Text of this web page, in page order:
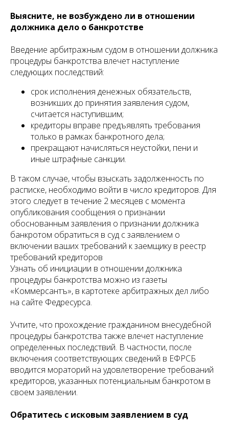
Выясните, не возбуждено ли в отношении
должника дело о банкротстве
Введение арбитражным судом в отношении должника
процедуры банкротства влечет наступление
следующих последствий:
срок исполнения денежных обязательств,
возникших до принятия заявления судом,
считается наступившим;
кредиторы вправе предъявлять требования
только в рамках банкротного дела;
прекращают начисляться неустойки, пени и
иные штрафные санкции.
В таком случае, чтобы взыскать задолженность по
расписке, необходимо войти в число кредиторов. Для
этого следует в течение 2 месяцев с момента
опубликования сообщения о признании
обоснованным заявления о признании должника
банкротом обратиться в суд с заявлением о
включении ваших требований к заемщику в реестр
требований кредиторов
Узнать об инициации в отношении должника
процедуры банкротства можно из газеты
«Коммерсантъ», в картотеке арбитражных дел либо
на сайте Федресурса.
Учтите, что прохождение гражданином внесудебной
процедуры банкротства также влечет наступление
определенных последствий. В частности, после
включения соответствующих сведений в ЕФРСБ
вводится мораторий на удовлетворение требований
кредиторов, указанных потенциальным банкротом в
своем заявлении.
Обратитесь с исковым заявлением в суд